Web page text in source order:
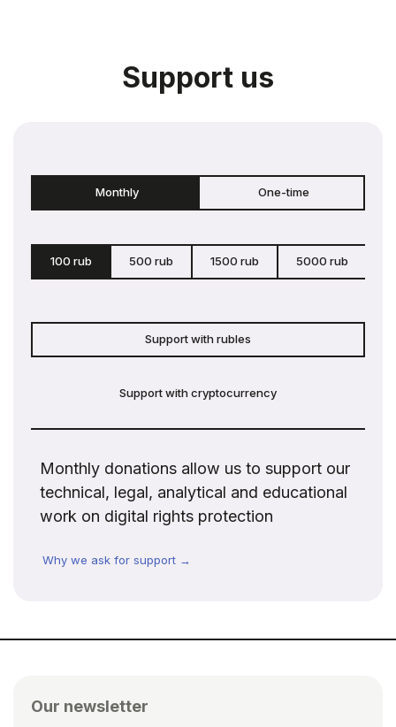
Support us
Monthly One-time
100 rub 500 rub 1500 rub 5000 rub
Support with rubles
Support with cryptocurrency
Monthly donations allow us to support our
technical, legal, analytical and educational
work on digital rights protection
Why we ask for support →
Our newsletter